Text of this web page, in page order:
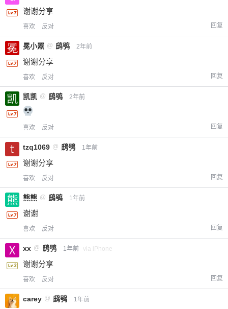
谢谢分享
喜欢 反对 回复
冕小罴 @ 鸱鸮 2年前
谢谢分享
喜欢 反对 回复
凯凯 @ 鸱鸮 2年前
喜欢 反对 回复
tzq1069 @ 鸱鸮 1年前
谢谢分享
喜欢 反对 回复
熊熊 @ 鸱鸮 1年前
谢谢
喜欢 反对 回复
xx @ 鸱鸮 1年前 via iPhone
谢谢分享
喜欢 反对 回复
carey @ 鸱鸮 1年前